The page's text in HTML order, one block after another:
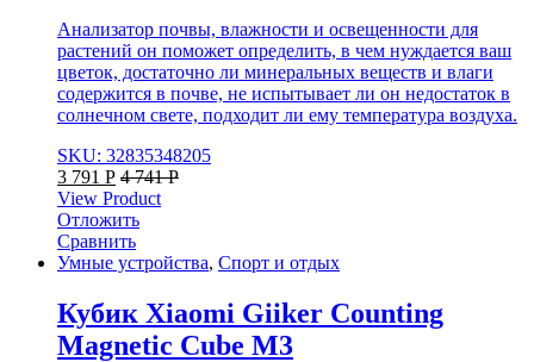
Анализатор почвы, влажности и освещенности для
растений он поможет определить, в чем нуждается ваш
цветок, достаточно ли минеральных веществ и влаги
содержится в почве, не испытывает ли он недостаток в
солнечном свете, подходит ли ему температура воздуха.
SKU: 32835348205
3 791 Р 4 741Р
View Product
Отложить
Сравнить
Умные устройства, Спорт и отдых
Кубик Xiaomi Giiker Counting
Magnetic Cube M3